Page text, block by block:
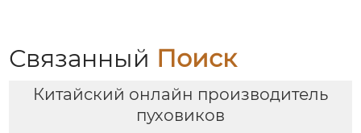
Связанный Поиск
Китайский онлайн производитель
пуховиков